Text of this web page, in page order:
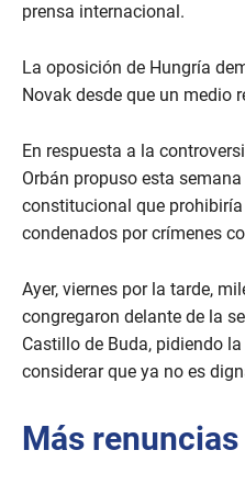
prensa internacional.
La oposición de Hungría
Novak desde que un medio
En respuesta a la
Orbán propuso esta
constitucional que
condenados por crímenes
Ayer, viernes por la tarde,
congregaron delante de la
Castillo de Buda, pidiendo
considerar que ya no es
Más renuncias